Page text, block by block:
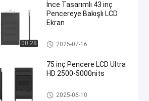
00:28
İnce Tasarımlı 43 inç
Pencereye Bakışlı LCD
Ekran
Pencere LCD Ekranı
2025-07-16
75 inç Pencere LCD Ultra
HD 2500-5000nits
Pencere LCD Ekranı
2025-06-10